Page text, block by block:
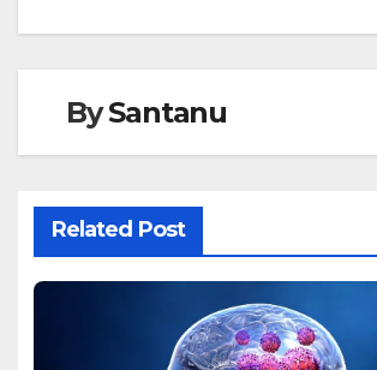
BySantanu
Related Post